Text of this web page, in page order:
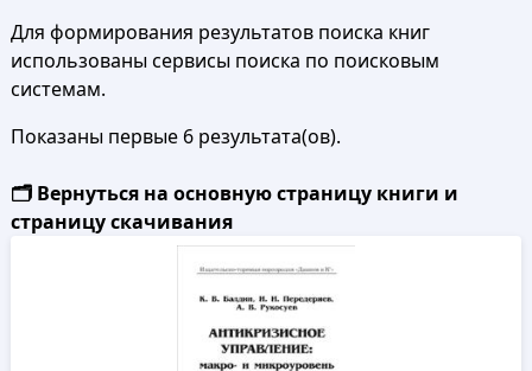
Для формирования результатов поиска книг
использованы сервисы поиска по поисковым
системам.
Показаны первые 6 результата(ов).
🗂️ Вернуться на основную страницу книги и
страницу скачивания